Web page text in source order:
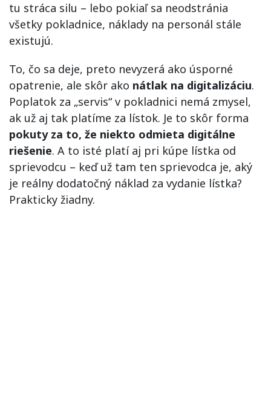
tu stráca silu – lebo pokiaľ sa neodstránia
všetky pokladnice, náklady na personál stále
existujú.
To, čo sa deje, preto nevyzerá ako úsporné
opatrenie, ale skôr ako nátlak na digitalizáciu.
Poplatok za „servis“ v pokladnici nemá zmysel,
ak už aj tak platíme za lístok. Je to skôr forma
pokuty za to, že niekto odmieta digitálne
riešenie. A to isté platí aj pri kúpe lístka od
sprievodcu – keď už tam ten sprievodca je, aký
je reálny dodatočný náklad za vydanie lístka?
Prakticky žiadny.